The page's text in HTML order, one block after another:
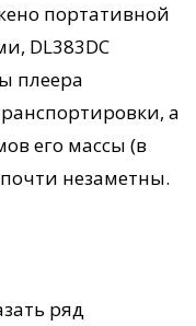
портативной
DL383DC
плеера
а
его массы (в
незаметны.
ряд